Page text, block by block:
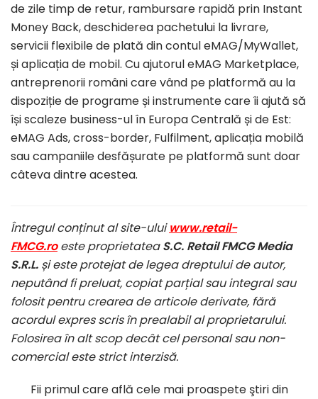
de zile timp de retur, rambursare rapidă prin Instant
Money Back, deschiderea pachetului la livrare,
servicii flexibile de plată din contul eMAG/MyWallet,
și aplicația de mobil. Cu ajutorul eMAG Marketplace,
antreprenorii români care vând pe platformă au la
dispoziție de programe și instrumente care îi ajută să
își scaleze business-ul în Europa Centrală și de Est:
eMAG Ads, cross-border, Fulfilment, aplicația mobilă
sau campaniile desfășurate pe platformă sunt doar
câteva dintre acestea.
Întregul conținut al site-uluiwww.retail-
FMCG.roeste proprietateaS.C. Retail FMCG Media
S.R.L. și este protejat de legea dreptului de autor,
neputând fi preluat, copiat parțial sau integral sau
folosit pentru crearea de articole derivate, fără
acordul expres scris în prealabil al proprietarului.
Folosirea în alt scop decât cel personal sau non-
comercial este strict interzisă.
Fii primul care află cele mai proaspete ştiri din